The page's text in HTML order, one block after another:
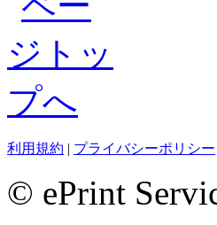
利用規約 | プライバシーポリシー
© ePrint